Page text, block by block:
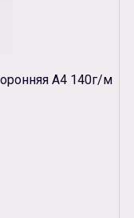
А4 140г/м